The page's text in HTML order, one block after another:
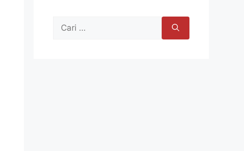
Cari